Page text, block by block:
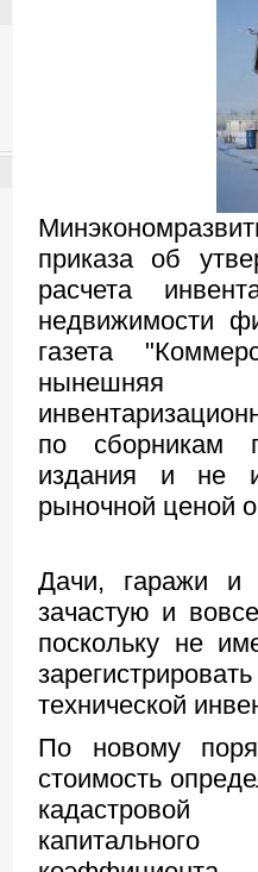
приказа об
расчета
недвижимости
газета
нынешняя
по сборникам
издания и не
рыночной ценой
Дачи, гаражи и
зачастую и
поскольку не
технической
По новому
стоимость